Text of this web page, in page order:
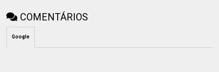
COMENTÁRIOS
Google